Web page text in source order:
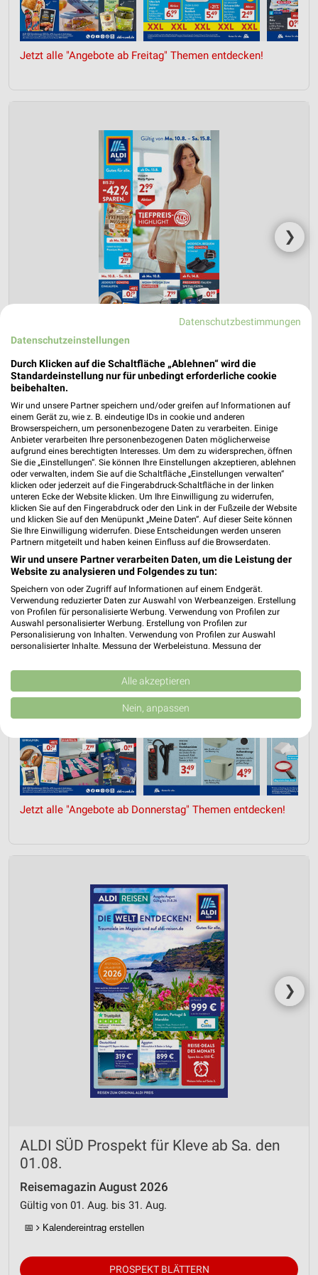
Jetzt alle "Angebote ab Freitag" Themen entdecken!
❯
ALDI SÜD Prospekt für Kleve ab Mo. den
10.08.
Gültig von 10. Aug. bis 15. Aug.
📅 Kalendereintrag erstellen
PROSPEKT BLÄTTERN
ANGEBOTE AB DONNERSTAG ANGEBOTE AB MONTAG FLEISCH &
Jetzt alle "Angebote ab Donnerstag" Themen entdecken!
❯
ALDI SÜD Prospekt für Kleve ab Sa. den
01.08.
Reisemagazin August 2026
Gültig von 01. Aug. bis 31. Aug.
📅 Kalendereintrag erstellen
PROSPEKT BLÄTTERN
Datenschutzbestimmungen
Datenschutzeinstellungen
Durch Klicken auf die Schaltfläche „Ablehnen“ wird die
Standardeinstellung nur für unbedingt erforderliche cookie
beibehalten.
Wir und unsere Partner speichern und/oder greifen auf Informationen auf
einem Gerät zu, wie z. B. eindeutige IDs in cookie und anderen
Browserspeichern, um personenbezogene Daten zu verarbeiten. Einige
Anbieter verarbeiten Ihre personenbezogenen Daten möglicherweise
aufgrund eines berechtigten Interesses. Um dem zu widersprechen, öffnen
Sie die „Einstellungen“. Sie können Ihre Einstellungen akzeptieren, ablehnen
oder verwalten, indem Sie auf die Schaltfläche „Einstellungen verwalten“
klicken oder jederzeit auf die Fingerabdruck-Schaltfläche in der linken
unteren Ecke der Website klicken. Um Ihre Einwilligung zu widerrufen,
klicken Sie auf den Fingerabdruck oder den Link in der Fußzeile der Website
und klicken Sie auf den Menüpunkt „Meine Daten“. Auf dieser Seite können
Sie Ihre Einwilligung widerrufen. Diese Entscheidungen werden unseren
Partnern mitgeteilt und haben keinen Einfluss auf die Browserdaten.
Wir und unsere Partner verarbeiten Daten, um die Leistung der
Website zu analysieren und Folgendes zu tun:
Speichern von oder Zugriff auf Informationen auf einem Endgerät.
Verwendung reduzierter Daten zur Auswahl von Werbeanzeigen. Erstellung
von Profilen für personalisierte Werbung. Verwendung von Profilen zur
Auswahl personalisierter Werbung. Erstellung von Profilen zur
Personalisierung von Inhalten. Verwendung von Profilen zur Auswahl
personalisierter Inhalte. Messung der Werbeleistung. Messung der
Kombinationen von Daten aus verschiedenen Quellen. Entwicklung und
Verbesserung der Angebote. Verwendung reduzierter Daten zur Auswahl
von Inhalten.
Daten können außerhalb der Europäischen Union weitergegeben und in die
USA gesendet werden.
Website/App.
Partnerliste anzeigen (1 IAB-Anbieter)
Wir nutzen Ihre Daten für folgende Zwecke:
IAB-Verarbeitungszwecke:
Speichern von oder Zugriff auf Informationen
Erstellung von Profilen für personalisierte
Verwendung von Profilen zur Auswahl
personalisierter Werbung
Erstellung von Profilen zur Personalisierung
Verwendung von Profilen zur Auswahl
personalisierter Inhalte
Messung der Werbeleistung
Messung der Performance von Inhalten
Kombinationen von Daten aus verschiedenen
Quellen
Verwendung reduzierter Daten zur Auswahl von
Verwendung genauer Standortdaten
Alle akzeptieren
Nein, anpassen